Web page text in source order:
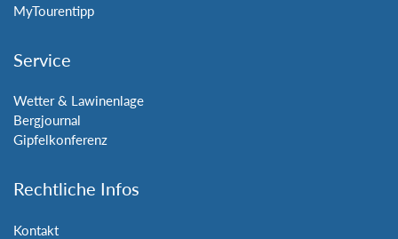
MyTourentipp
Service
Wetter & Lawinenlage
Bergjournal
Gipfelkonferenz
Rechtliche Infos
Kontakt